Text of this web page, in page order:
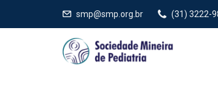
smp@smp.org.br (31) 3222-